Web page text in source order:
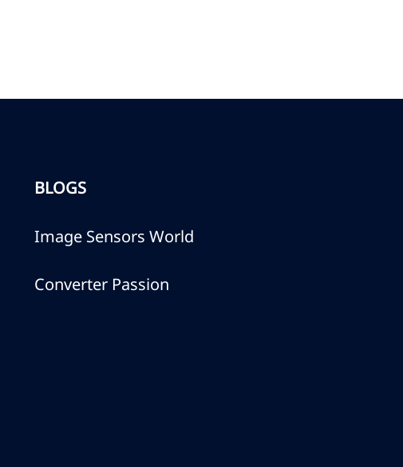
BLOGS
Image Sensors World
Converter Passion